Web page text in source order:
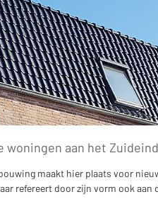
woningen aan het
maakt hier plaats voor
refereert door zijn vorm ook aan